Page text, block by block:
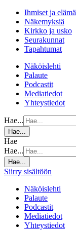
Ihmiset ja elämä
Näkemyksiä
Kirkko ja usko
Seurakunnat
Tapahtumat
Näköislehti
Palaute
Podcastit
Mediatiedot
Yhteystiedot
Hae...
Hae...
Hae
Hae...
Hae...
Siirry sisältöön
Näköislehti
Palaute
Podcastit
Mediatiedot
Yhteystiedot